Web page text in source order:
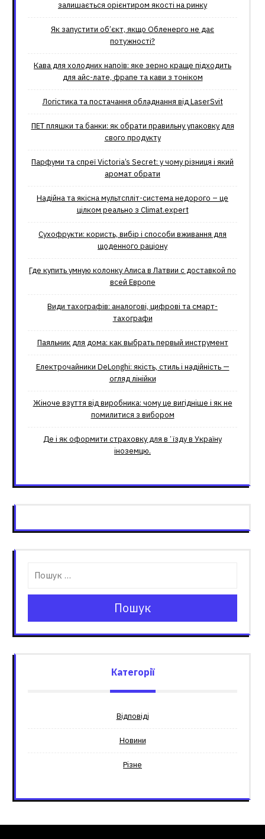
залишається орієнтиром якості на ринку
Як запустити об’єкт, якщо Обленерго не дає
потужності?
Кава для холодних напоїв: яке зерно краще підходить
для айс-лате, фрапе та кави з тоніком
Логістика та постачання обладнання від LaserSvit
ПЕТ пляшки та банки: як обрати правильну упаковку для
свого продукту
Парфуми та спреї Victoria’s Secret: у чому різниця і який
аромат обрати
Надійна та якісна мультспліт-система недорого – це
цілком реально з Climat.еxpert
Сухофрукти: користь, вибір і способи вживання для
щоденного раціону
Где купить умную колонку Алиса в Латвии с доставкой по
всей Европе
Види тахографів: аналогові, цифрові та смарт-
тахографи
Паяльник для дома: как выбрать первый инструмент
Електрочайники DeLonghi: якість, стиль і надійність —
огляд лінійки
Жіноче взуття від виробника: чому це вигідніше і як не
помилитися з вибором
Де і як оформити страховку для вʼїзду в Україну
іноземцю.
Пошук
Категорії
Відповіді
Новини
Різне